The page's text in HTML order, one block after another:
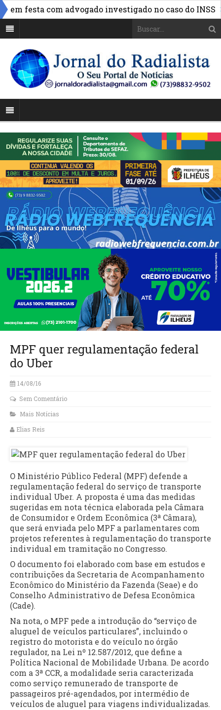
festa com advogado investigado no caso do INSS »
MPF quer regulamentação federal
do Uber
14/08/16
Sem Comentário
Mais Notícias
Elias Reis
O Ministério Público Federal (MPF) defende a
regulamentação federal do serviço de transporte
individual Uber. A proposta é uma das medidas
sugeridas em nota técnica elaborada pela Câmara
de Consumidor e Ordem Econômica (3ª Câmara),
que será enviada pelo MPF a parlamentares com
projetos referentes à regulamentação do transporte
individual em tramitação no Congresso.
O documento foi elaborado com base em estudos e
contribuições da Secretaria de Acompanhamento
Econômico do Ministério da Fazenda (Seae) e do
Conselho Administrativo de Defesa Econômica
(Cade).
Na nota, o MPF pede a introdução do “serviço de
aluguel de veículos particulares”, incluindo o
registro do motorista e do veículo no órgão
regulador, na Lei nº 12.587/2012, que define a
Política Nacional de Mobilidade Urbana. De acordo
com a 3ª CCR, a modalidade seria caracterizada
como serviço remunerado de transporte de
passageiros pré-agendados, por intermédio de
veículos de aluguel para viagens individualizadas.